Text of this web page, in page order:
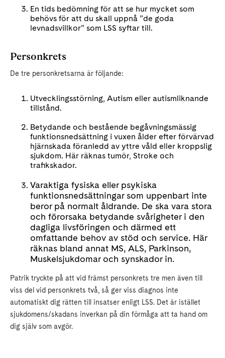
En tids bedömning för att se hur mycket som
behövs för att du skall uppnå ”de goda
levnadsvillkor” som LSS syftar till.
Personkrets
De tre personkretsarna är följande:
Utvecklingsstörning, Autism eller autismliknande
tillstånd.
Betydande och bestående begåvningsmässig
funktionsnedsättning i vuxen ålder efter förvärvad
hjärnskada föranledd av yttre våld eller kroppslig
sjukdom. Här räknas tumör, Stroke och
trafikskador.
Varaktiga fysiska eller psykiska
funktionsnedsättningar som uppenbart inte
beror på normalt åldrande. De ska vara stora
och förorsaka betydande svårigheter i den
dagliga livsföringen och därmed ett
omfattande behov av stöd och service. Här
räknas bland annat MS, ALS, Parkinson,
Muskelsjukdomar och synskador in.
Patrik tryckte på att vid främst personkrets tre men även till
viss del vid personkrets två, så ger viss diagnos inte
automatiskt dig rätten till insatser enligt LSS. Det är istället
sjukdomens/skadans inverkan på din förmåga att ta hand om
dig själv som avgör.